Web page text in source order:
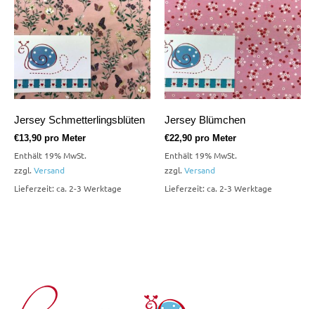
Jersey Schmetterlingsblüten
€13,90 pro Meter
Enthält 19% MwSt.
zzgl. Versand
Lieferzeit: ca. 2-3 Werktage
Jersey Blümchen
€22,90 pro Meter
Enthält 19% MwSt.
zzgl. Versand
Lieferzeit: ca. 2-3 Werktage